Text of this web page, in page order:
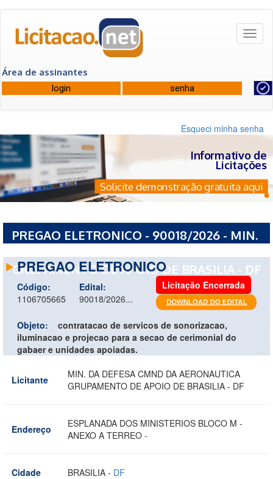
Área de assinantes
Esqueci minha senha
Informativo de
Licitações
Solicite demonstração gratuita aqui
PREGAO ELETRONICO - 90018/2026 - MIN.
GRUPAMENTO DE APOIO DE BRASILIA - DF
PREGAO ELETRONICO
Código:
1106705665
Edital:
90018/2026...
Licitação Encerrada
Objeto:
contratacao de servicos de sonorizacao,
iluminacao e projecao para a secao de cerimonial do
gabaer e unidades apoiadas.
Licitante
MIN. DA DEFESA CMND DA AERONAUTICA
GRUPAMENTO DE APOIO DE BRASILIA - DF
Endereço
ESPLANADA DOS MINISTERIOS BLOCO M -
ANEXO A TERREO -
Cidade BRASILIA - DF